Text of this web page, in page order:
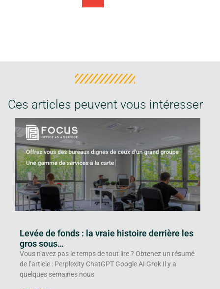
Ces articles peuvent vous intéresser
Levée de fonds : la vraie histoire derrière les
gros sous…
Vous n’avez pas le temps de tout lire ? Obtenez un résumé
de l’article : Perplexity ChatGPT Google AI Grok Il y a
quelques semaines nous